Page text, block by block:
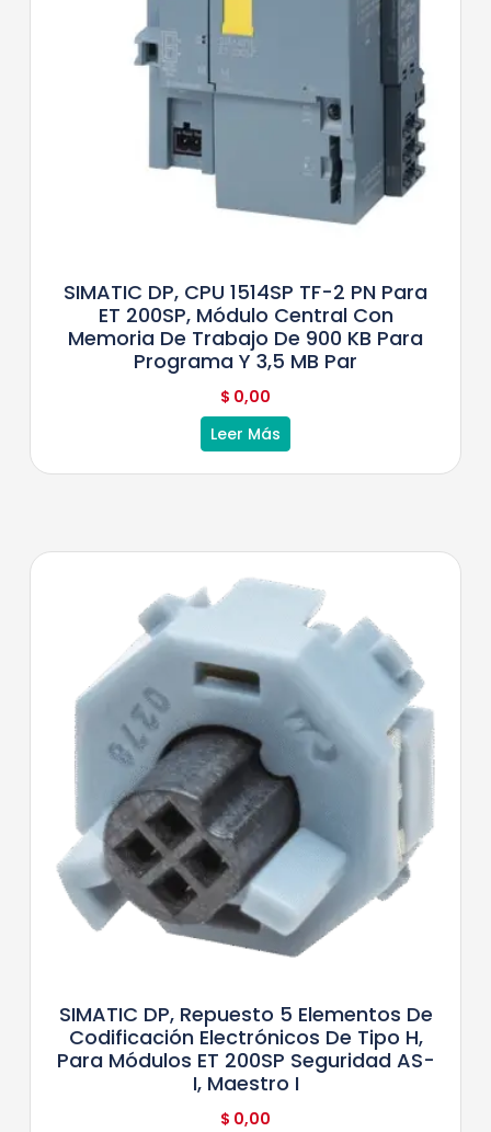
SIMATIC DP, CPU 1514SP TF-2 PN Para
ET 200SP, Módulo Central Con
Memoria De Trabajo De 900 KB Para
Programa Y 3,5 MB Par
$ 0,00
Leer Más
SIMATIC DP, Repuesto 5 Elementos De
Codificación Electrónicos De Tipo H,
Para Módulos ET 200SP Seguridad AS-
I, Maestro I
$ 0,00